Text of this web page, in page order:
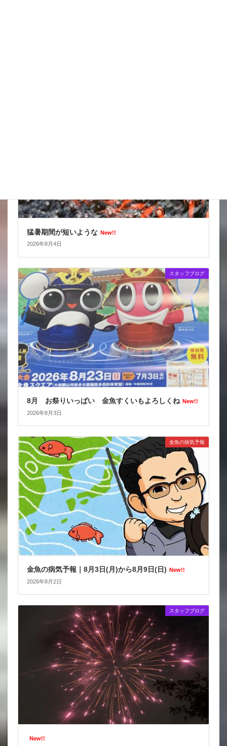
猛暑期間が短いような New!!
2026年8月4日
スタッフブログ
8月 お祭りいっぱい 金魚すくいもよろしくね New!!
2026年8月3日
金魚の病気予報
金魚の病気予報｜8月3日(月)から8月9日(日)
New!!
2026年8月2日
スタッフブログ
New!!